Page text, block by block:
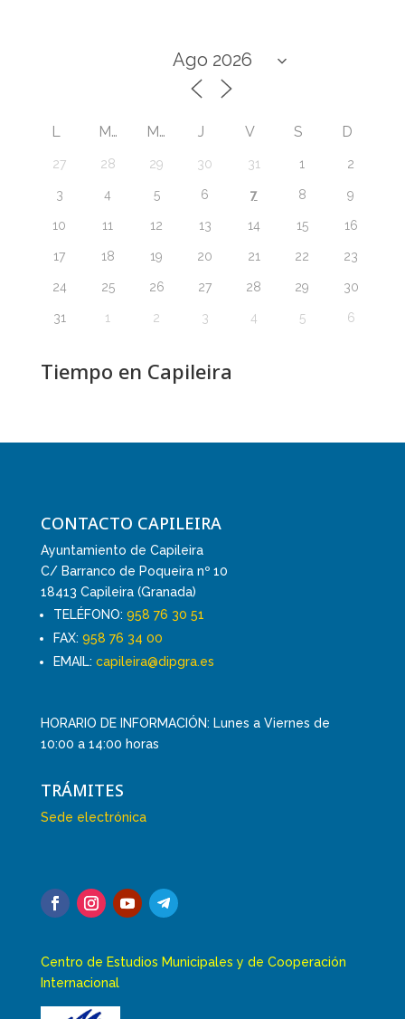
L M M J V S D
27 28 29 30 31 1 2
3 4 5 6 7 8 9
10 11 12 13 14 15 16
17 18 19 20 21 22 23
24 25 26 27 28 29 30
31 1 2 3 4 5 6
Tiempo en Capileira
CONTACTO CAPILEIRA
Ayuntamiento de Capileira
C/ Barranco de Poqueira nº 10
18413 Capileira (Granada)
TELÉFONO: 958 76 30 51
FAX: 958 76 34 00
EMAIL: capileira@dipgra.es
HORARIO DE INFORMACIÓN: Lunes a Viernes de
10:00 a 14:00 horas
TRÁMITES
Sede electrónica
Centro de Estudios Municipales y de Cooperación
Internacional